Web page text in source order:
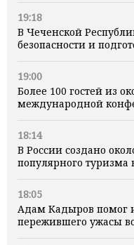
19:18
В Чеченской
безопасности и
19:00
Более 100 гостей из
международной
18:14
В России создано
популярного туризма
18:05
Адам Кадыров помог
пережившего ужасы